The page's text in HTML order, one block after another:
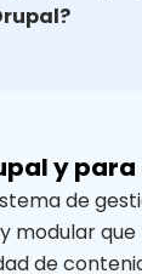
y
de
modular
de